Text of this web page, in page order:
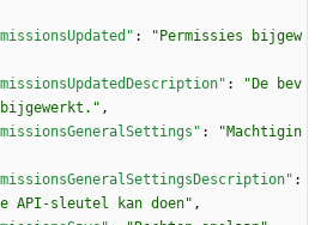
:
"Permissies bijgew
:
"De bev
bijgewerkt." ,
:
"Machtigin
:
API-sleutel kan doen" ,